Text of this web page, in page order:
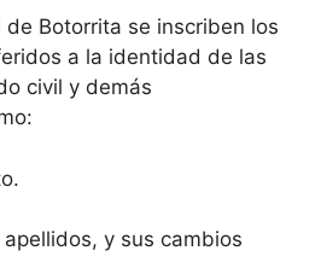
de Botorrita se inscriben los
a la identidad de las
civil y demás
apellidos, y sus cambios